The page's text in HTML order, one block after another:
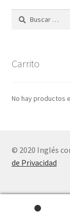
Carrito
No hay productos
© 2020 Inglés
de Privacidad